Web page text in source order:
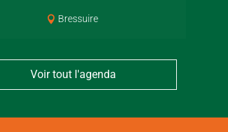
Bressuire
Voir tout l'agenda